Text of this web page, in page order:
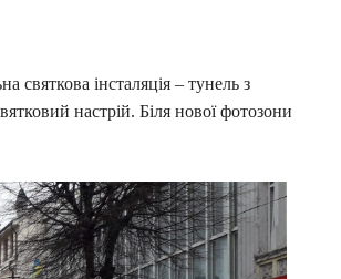
святкова інсталяція – тунель з
настрій. Біля нової фотозони